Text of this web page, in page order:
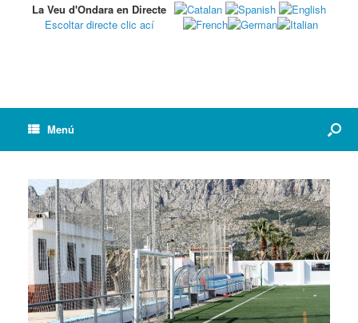
La Veu d'Ondara en Directe
Escoltar directe clic ací
Menú